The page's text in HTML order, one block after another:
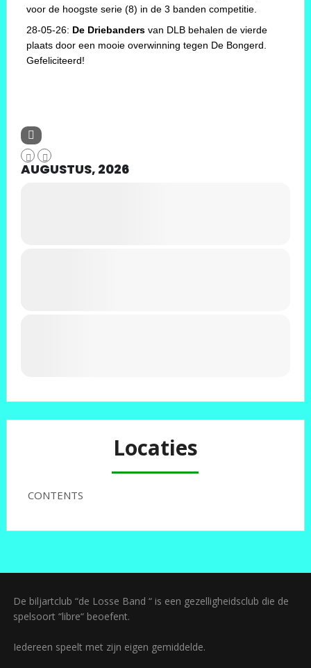
voor de hoogste serie (8) in de 3 banden competitie.
28-05-26: De Driebandersvan DLB behalen de vierde
plaats door een mooie overwinning tegen De Bongerd.
Gefeliciteerd!
AUGUSTUS, 2026
Locaties
CONTENTS
De biljartclub “de Losse Band “ is een gezelligheidsclub die de
spelsoort “libre“ beoefent.
Iedereen speelt met zijn eigen gemiddelde.